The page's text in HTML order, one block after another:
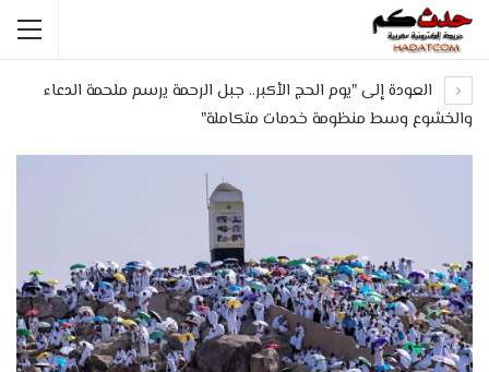
العودة إلى "يوم الحج الأكبر.. جبل الرحمة يرسم ملحمة الدعاء
والخشوع وسط منظومة خدمات متكاملة"